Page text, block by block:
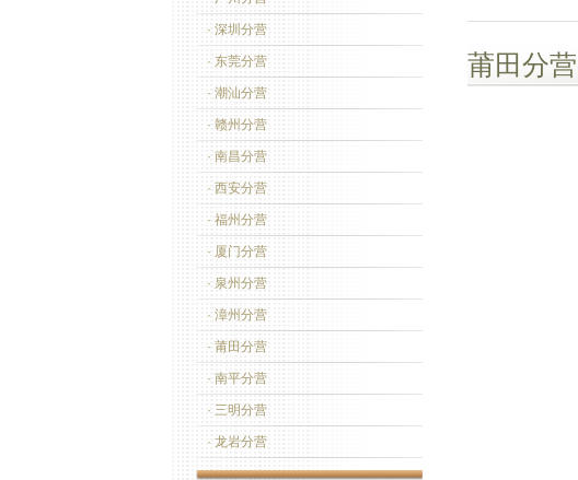
· 深圳分营
· 东莞分营
· 潮汕分营
· 赣州分营
· 南昌分营
· 西安分营
· 福州分营
· 厦门分营
· 泉州分营
· 漳州分营
· 莆田分营
· 南平分营
· 三明分营
· 龙岩分营
莆田分营